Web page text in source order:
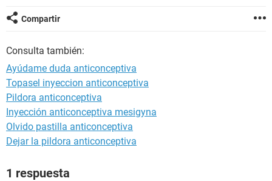
Compartir
Consulta también:
Ayúdame duda anticonceptiva
Topasel inyeccion anticonceptiva
Pildora anticonceptiva
Inyección anticonceptiva mesigyna
Olvido pastilla anticonceptiva
Dejar la pildora anticonceptiva
1 respuesta